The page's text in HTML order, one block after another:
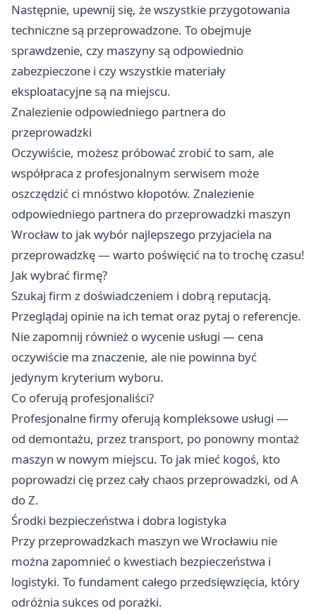
Następnie, upewnij się, że wszystkie przygotowania
techniczne są przeprowadzone. To obejmuje
sprawdzenie, czy maszyny są odpowiednio
zabezpieczone i czy wszystkie materiały
eksploatacyjne są na miejscu.
Znalezienie odpowiedniego partnera do
przeprowadzki
Oczywiście, możesz próbować zrobić to sam, ale
współpraca z profesjonalnym serwisem może
oszczędzić ci mnóstwo kłopotów. Znalezienie
odpowiedniego partnera do przeprowadzki maszyn
Wrocławto jak wybór najlepszego przyjaciela na
przeprowadzkę — warto poświęcić na to trochę czasu!
Jak wybrać firmę?
Szukaj firm z doświadczeniem i dobrą reputacją.
Przeglądaj opinie na ich temat oraz pytaj o referencje.
Nie zapomnij również o wycenie usługi — cena
oczywiście ma znaczenie, ale nie powinna być
jedynym kryterium wyboru.
Co oferują profesjonaliści?
Profesjonalne firmy oferują kompleksowe usługi —
od demontażu, przez transport, po ponowny montaż
maszyn w nowym miejscu. To jak mieć kogoś, kto
poprowadzi cię przez cały chaos przeprowadzki, od A
do Z.
Środki bezpieczeństwa i dobra logistyka
Przy przeprowadzkach maszyn we Wrocławiu nie
można zapomnieć o kwestiach bezpieczeństwa i
logistyki. To fundament całego przedsięwzięcia, który
odróżnia sukces od porażki.